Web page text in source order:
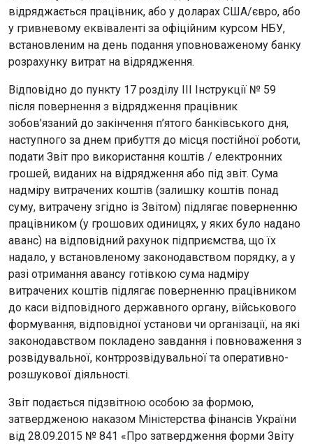
відряджається працівник, або у доларах США/євро, або
у гривневому еквіваленті за офіційним курсом НБУ,
встановленим на день подання уповноваженому банку
розрахунку витрат на відрядження.
Відповідно до пункту 17 розділу ІІІ Інструкції № 59
після повернення з відрядження працівник
зобов’язаний до закінчення п’ятого банківського дня,
наступного за днем прибуття до місця постійної роботи,
подати Звіт про використання коштів / електронних
грошей, виданих на відрядження або під звіт. Сума
надміру витрачених коштів (залишку коштів понад
суму, витрачену згідно із Звітом) підлягає поверненню
працівником (у грошових одиницях, у яких було надано
аванс) на відповідний рахунок підприємства, що їх
надало, у встановленому законодавством порядку, а у
разі отримання авансу готівкою сума надміру
витрачених коштів підлягає поверненню працівником
до каси відповідного державного органу, військового
формування, відповідної установи чи організації, на які
законодавством покладено завдання і повноваження з
розвідувальної, контррозвідувальної та оперативно-
розшукової діяльності.
Звіт подається підзвітною особою за формою,
затвердженою наказом Міністерства фінансів України
від 28.09.2015 № 841 «Про затвердження форми Звіту